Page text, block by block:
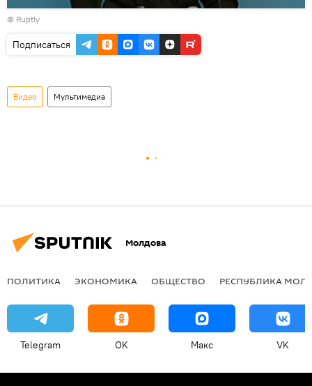
Воспроизвести
видео
© Ruptly
Подписаться
Видео Мультимедиа
Молдова
ПОЛИТИКА ЭКОНОМИКА ОБЩЕСТВО РЕСПУБЛИКА
Telegram OK Макс VK